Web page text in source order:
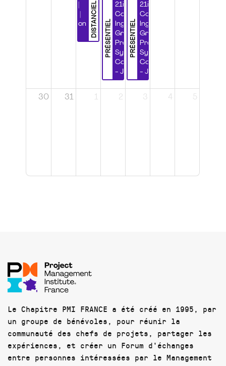
DISTANCIEL
Certification
PRÉSENTIEL
21ième
Congrès
Ingénierie
Grands
Projets et
Systèmes
Complexes
- Jour 1
PRÉSENTIEL
21ième
Congrès
Ingénierie
Grands
Projets et
Systèmes
Complexes
- Jour 2
30 31 1 2 3 4 5
Le Chapitre PMI FRANCE a été créé en 1995, par
un groupe de bénévoles, pour réunir la
communauté des chefs de projets, partager les
expériences, et créer un Forum d'échanges
entre personnes intéressées par le Management